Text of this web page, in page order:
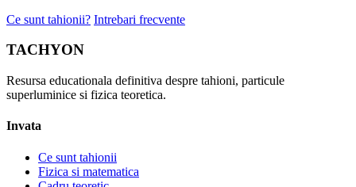
Ce sunt tahionii? Intrebari frecvente
TACHYON
Resursa educationala definitiva despre tahioni, particule
superluminice si fizica teoretica.
Invata
Ce sunt tahionii
Fizica si matematica